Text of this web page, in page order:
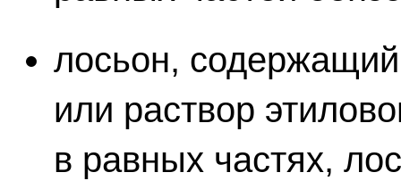
лосьон,
или раствор
в равных частях,